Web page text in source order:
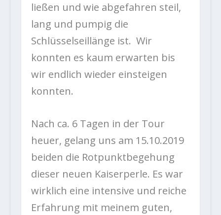
ließen und wie abgefahren steil,
lang und pumpig die
Schlüsselseillänge ist. Wir
konnten es kaum erwarten bis
wir endlich wieder einsteigen
konnten.
Nach ca. 6 Tagen in der Tour
heuer, gelang uns am 15.10.2019
beiden die Rotpunktbegehung
dieser neuen Kaiserperle. Es war
wirklich eine intensive und reiche
Erfahrung mit meinem guten,